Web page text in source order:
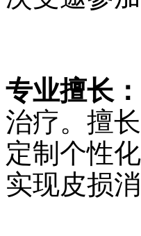
专业擅长：
治疗。擅
定制个性
实现皮损